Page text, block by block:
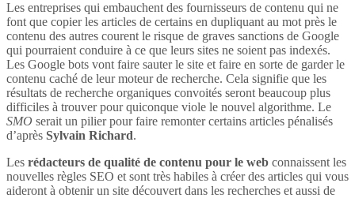
Les entreprises qui embauchent des fournisseurs de contenu qui ne
font que copier les articles de certains en dupliquant au mot près le
contenu des autres courent le risque de graves sanctions de Google
qui pourraient conduire à ce que leurs sites ne soient pas indexés.
Les Google bots vont faire sauter le site et faire en sorte de garder le
contenu caché de leur moteur de recherche. Cela signifie que les
résultats de recherche organiques convoités seront beaucoup plus
difficiles à trouver pour quiconque viole le nouvel algorithme. Le
SMO serait un pilier pour faire remonter certains articles pénalisés
d’après Sylvain Richard.
Les rédacteurs de qualité de contenu pour le web connaissent les
nouvelles règles SEO et sont très habiles à créer des articles qui vous
aideront à obtenir un site découvert dans les recherches et aussi de